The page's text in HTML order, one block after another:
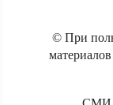
© При